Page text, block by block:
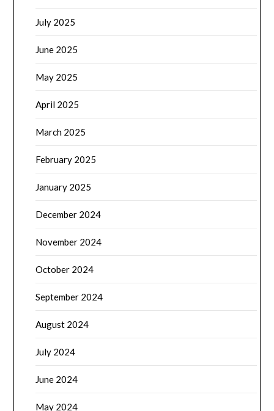
July 2025
June 2025
May 2025
April 2025
March 2025
February 2025
January 2025
December 2024
November 2024
October 2024
September 2024
August 2024
July 2024
June 2024
May 2024